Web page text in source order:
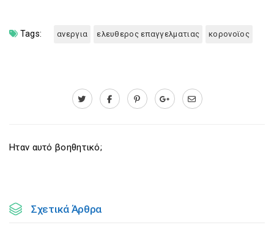
Tags: ανεργια ελευθερος επαγγελματιας κορονοϊος
Ηταν αυτό βοηθητικό;
Σχετικά Άρθρα